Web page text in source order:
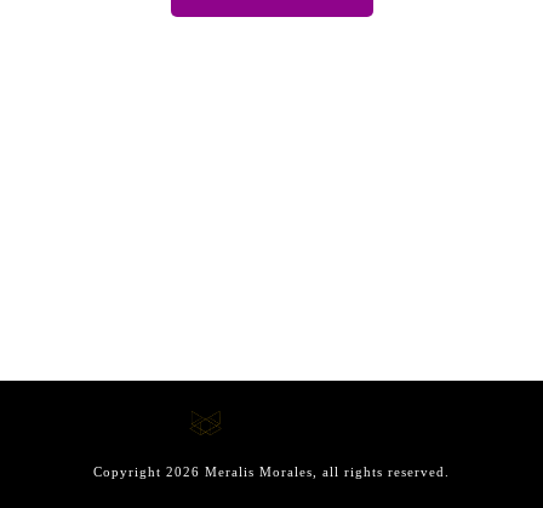
Copyright 2026 Meralis Morales , all rights reserved.